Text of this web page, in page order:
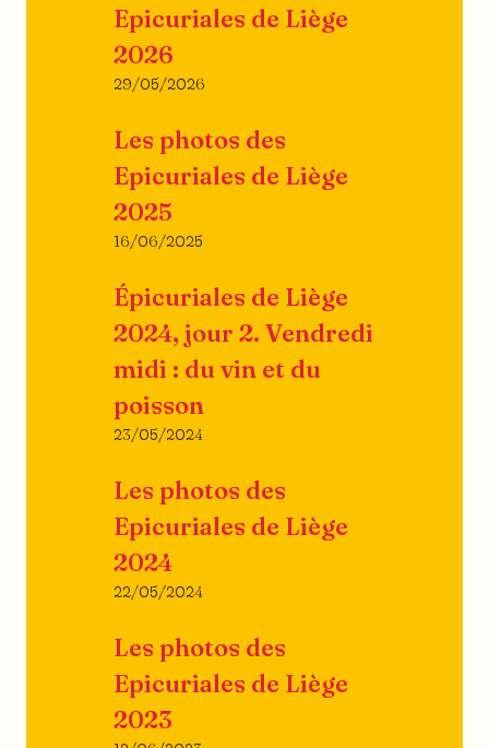
Epicuriales de Liège
2026
29/05/2026
Les photos des
Epicuriales de Liège
2025
16/06/2025
Épicuriales de Liège
2024, jour 2. Vendredi
midi : du vin et du
poisson
23/05/2024
Les photos des
Epicuriales de Liège
2024
22/05/2024
Les photos des
Epicuriales de Liège
2023